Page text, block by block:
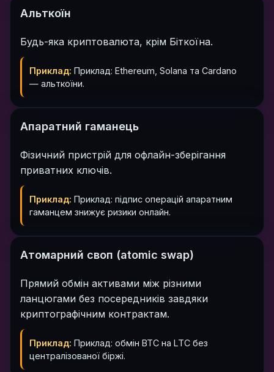
Альткоїн
Будь-яка криптовалюта, крім Біткоїна.
Приклад: Приклад: Ethereum, Solana та Cardano
— альткоїни.
Апаратний гаманець
Фізичний пристрій для офлайн-зберігання
приватних ключів.
Приклад: Приклад: підпис операцій апаратним
гаманцем знижує ризики онлайн.
Атомарний своп (atomic swap)
Прямий обмін активами між різними
ланцюгами без посередників завдяки
криптографічним контрактам.
Приклад: Приклад: обмін BTC на LTC без
централізованої біржі.